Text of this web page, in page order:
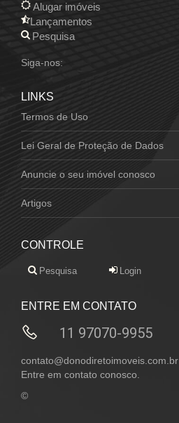
Alugar imóveis
Lançamentos
Pesquisa
Siga-nos:
LINKS
Termos de Uso
Lei Geral de Proteção de Dados
Anuncie o seu imóvel conosco
Artigos
CONTROLE
Pesquisa Login
ENTRE EM CONTATO
11 97070-9955
contato@donodiretoimoveis.com.br
Entre em contato conosco.
©